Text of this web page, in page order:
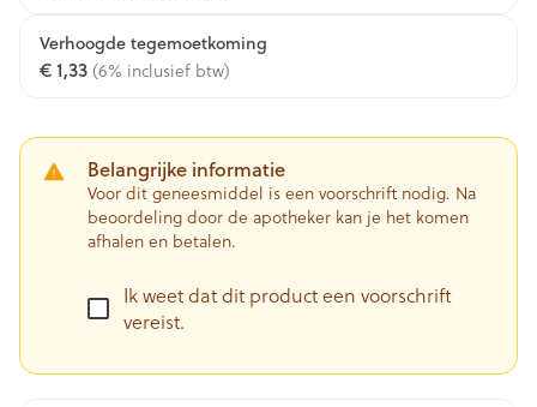
Verhoogde tegemoetkoming
€ 1,33 (6% inclusief btw)
Belangrijke informatie
Voor dit geneesmiddel is een voorschrift nodig. Na
beoordeling door de apotheker kan je het komen
afhalen en betalen.
Ik weet dat dit product een voorschrift
vereist.